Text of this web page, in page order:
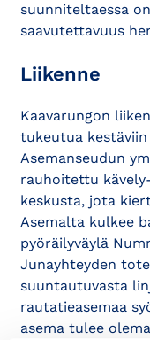
suunniteltaessa
saavutettavuus
Liikenne
Kaavarungon
tukeutua
Asemanseudun
rauhoitettu
keskusta, jota
Asemalta kulkee
pyöräilyväylä
Junayhteyden
suuntautuvasta
rautatieasemaa
asema tulee